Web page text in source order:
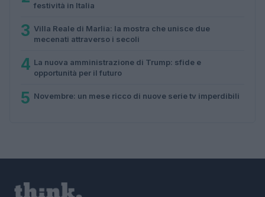
festività in Italia
3 Villa Reale di Marlia: la mostra che unisce due
mecenati attraverso i secoli
4 La nuova amministrazione di Trump: sfide e
opportunità per il futuro
5 Novembre: un mese ricco di nuove serie tv imperdibili